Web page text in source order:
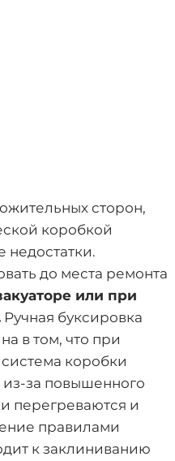
сторон,
коробкой
недостатки.
до места ремонта
или при
Ручная буксировка
в том, что при
коробки
из-за повышенного
перегреваются и
правилами
к заклиниванию